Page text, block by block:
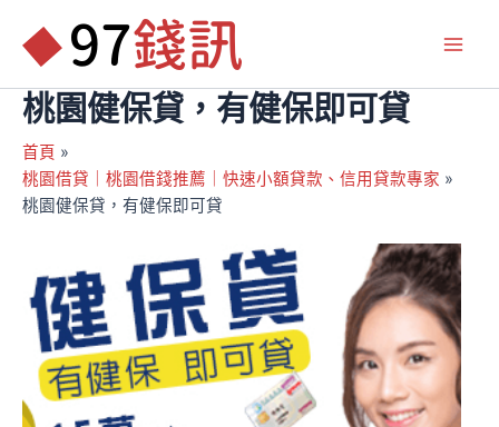
要 桃園健保貸，有健保即可貸
首頁
桃園借貸｜桃園借錢推薦｜快速小額貸款、信用貸款專家
桃園健保貸，有健保即可貸